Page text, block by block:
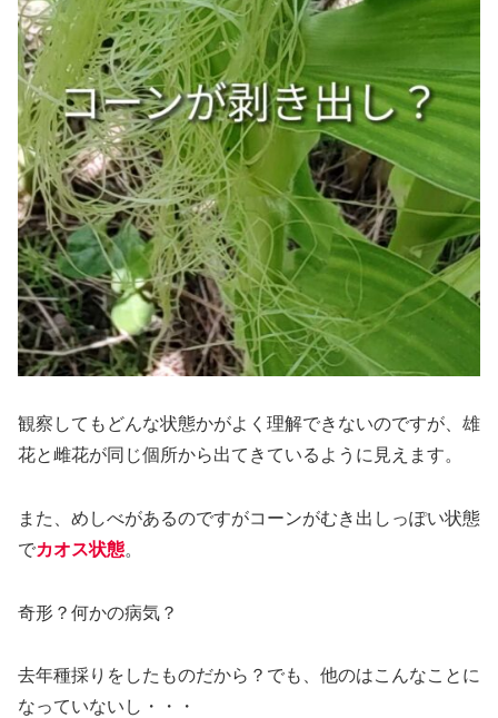
観察してもどんな状態かがよく理解できないのですが、雄
花と雌花が同じ個所から出てきているように見えます。
また、めしべがあるのですがコーンがむき出しっぽい状態
でカオス状態。
奇形？何かの病気？
去年種採りをしたものだから？でも、他のはこんなことに
なっていないし・・・